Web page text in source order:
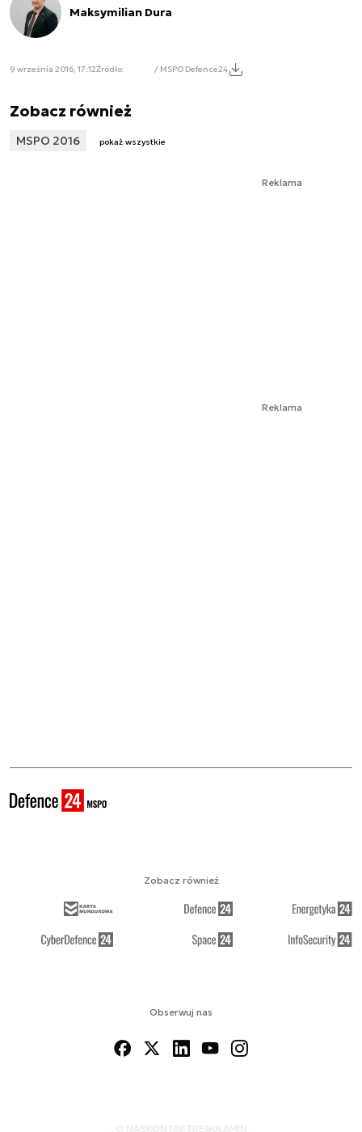
Maksymilian Dura
9 września 2016, 17:12Źródło: / MSPO Defence24
Zobacz również
MSPO 2016 pokaż wszystkie
Reklama
Reklama
Obserwuj nas
O NAS KONTAKTREGULAMIN
Zobacz również